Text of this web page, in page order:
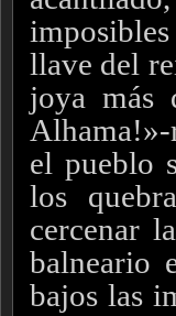
llave del
joya más
Alhama!»-
el pueblo
los
cercenar
balneario
bajos las